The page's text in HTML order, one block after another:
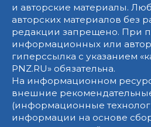
и авторские материалы.
авторских материалов без
редакции запрещено. При
информационных или
гиперссылка с указанием
PNZ.RU» обязательна.
На информационном
внешние
(информационные
информации на основе